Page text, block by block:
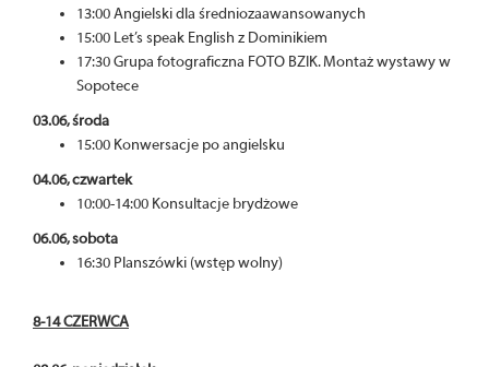
13:00 Angielski dla średniozaawansowanych
15:00 Let’s speak English z Dominikiem
17:30 Grupa fotograficzna FOTO BZIK. Montaż wystawy w
Sopotece
03.06, środa
15:00 Konwersacje po angielsku
04.06, czwartek
10:00-14:00 Konsultacje brydżowe
06.06, sobota
16:30 Planszówki (wstęp wolny)
8-14 CZERWCA